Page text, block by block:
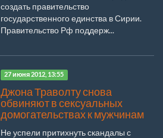
создать правительство
государственного единства в Сирии.
Правительство Рф поддерж...
27 июня 2012, 13:55
Джона Траволту снова
обвиняют в сексуальных
домогательствах к мужчинам
Не успели притихнуть скандалы с